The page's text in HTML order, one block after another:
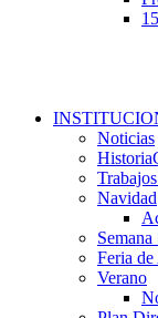
Noticias
Navidad
Semana
Feria
Verano